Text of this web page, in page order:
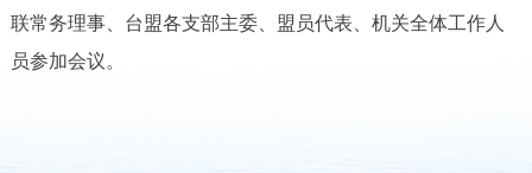
联常务理事、台盟各支部主委、盟员代表、机关全体工作人
员参加会议。